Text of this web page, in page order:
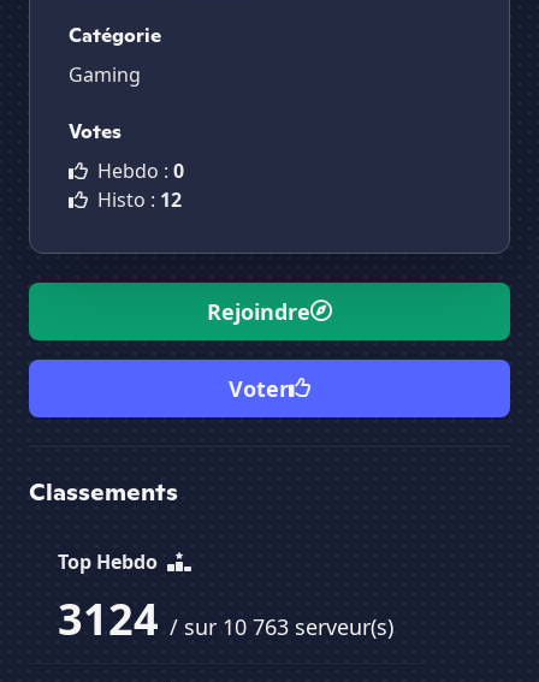
Catégorie
Gaming
Votes
Hebdo : 0
Histo : 12
Rejoindre
Voter
Classements
Top Hebdo
3124 / sur 10 763 serveur(s)